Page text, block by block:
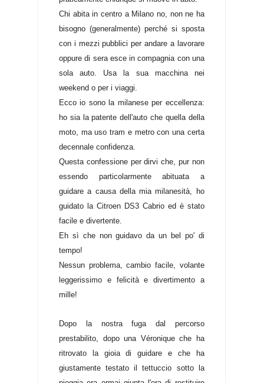
Chi abita in centro a Milano no, non ne ha
bisogno (generalmente) perché si sposta
con i mezzi pubblici per andare a lavorare
oppure di sera esce in compagnia con una
sola auto. Usa la sua macchina nei
weekend o per i viaggi.
Ecco io sono la milanese per eccellenza:
ho sia la patente dell'auto che quella della
moto, ma uso tram e metro con una certa
decennale confidenza.
Questa confessione per dirvi che, pur non
essendo particolarmente abituata a
guidare a causa della mia milanesità, ho
guidato la Citroen DS3 Cabrio ed è stato
facile e divertente.
Eh sì che non guidavo da un bel po' di
tempo!
Nessun problema, cambio facile, volante
leggerissimo e felicità e divertimento a
mille!
Dopo la nostra fuga dal percorso
prestabilito, dopo una Véronique che ha
ritrovato la gioia di guidare e che ha
giustamente testato il tettuccio sotto la